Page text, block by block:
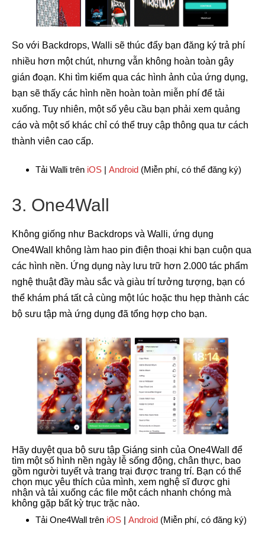
So với Backdrops, Walli sẽ thúc đẩy bạn đăng ký trả phí
nhiều hơn một chút, nhưng vẫn không hoàn toàn gây
gián đoạn. Khi tìm kiếm qua các hình ảnh của ứng dụng,
bạn sẽ thấy các hình nền hoàn toàn miễn phí để tải
xuống. Tuy nhiên, một số yêu cầu bạn phải xem quảng
cáo và một số khác chỉ có thể truy cập thông qua tư cách
thành viên cao cấp.
Tải Walli trên iOS | Android (Miễn phí, có thể đăng ký)
3. One4Wall
Không giống như Backdrops và Walli, ứng dụng
One4Wall không làm hao pin điện thoại khi bạn cuộn qua
các hình nền. Ứng dụng này lưu trữ hơn 2.000 tác phẩm
nghệ thuật đầy màu sắc và giàu trí tưởng tượng, bạn có
thể khám phá tất cả cùng một lúc hoặc thu hẹp thành các
bộ sưu tập mà ứng dụng đã tổng hợp cho bạn.
Hãy duyệt qua bộ sưu tập Giáng sinh của One4Wall để
tìm một số hình nền ngày lễ sống động, chân thực, bao
gồm người tuyết và trang trại được trang trí. Bạn có thể
chọn mục yêu thích của mình, xem nghệ sĩ được ghi
nhận và tải xuống các file một cách nhanh chóng mà
không gặp bất kỳ trục trặc nào.
Tải One4Wall trên iOS | Android (Miễn phí, có đăng ký)